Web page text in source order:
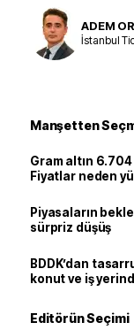
ADEM
İstanbul
Manşetten
Gram altın
Fiyatlar neden
Piyasaların
sürpriz düşüş
BDDK’dan
konut ve iş
Editörün Seçimi